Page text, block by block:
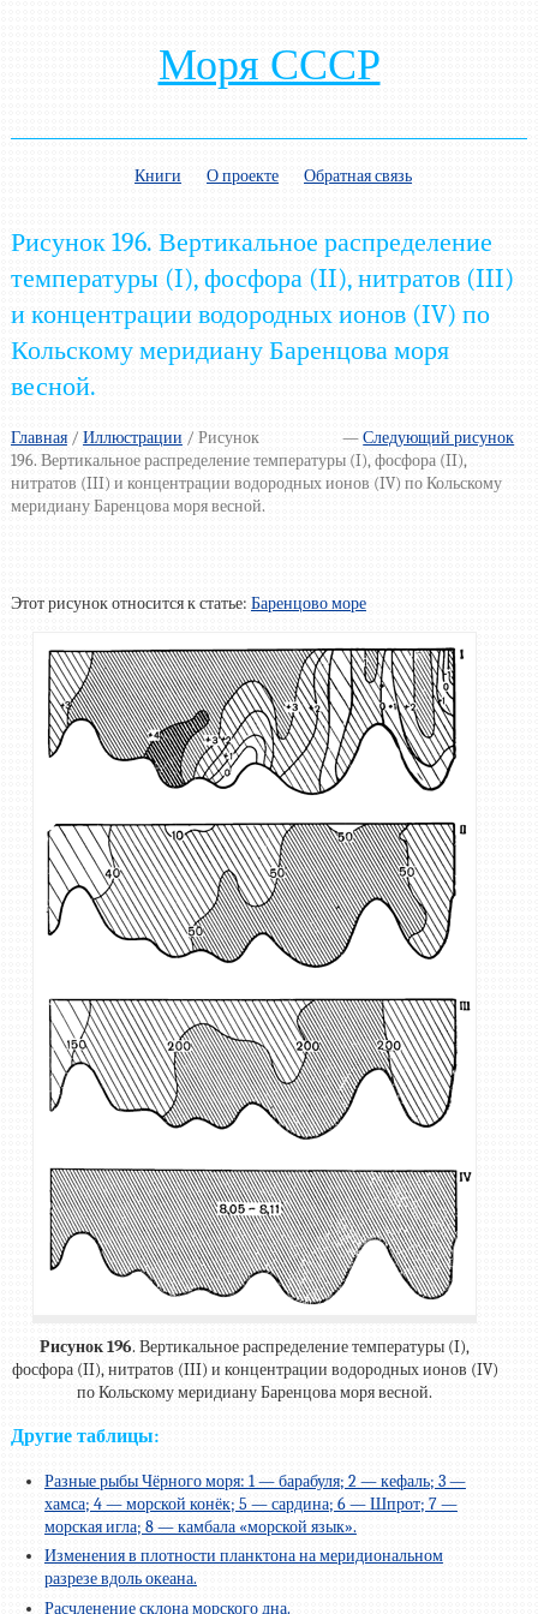
Моря СССР
Книги О проекте Обратная связь
Рисунок 196. Вертикальное распределение
температуры (I), фосфора (II), нитратов (III)
и концентрации водородных ионов (IV) по
Кольскому меридиану Баренцова моря
весной.
Главная/ —Следующий рисунок
Иллюстрации / Рисунок
196. Вертикальное распределение температуры (I), фосфора (II),
нитратов (III) и концентрации водородных ионов (IV) по Кольскому
меридиану Баренцова моря весной.
Этот рисунок относится к статье: Баренцово море
Рисунок 196. Вертикальное распределение температуры (I),
фосфора (II), нитратов (III) и концентрации водородных ионов (IV)
по Кольскому меридиану Баренцова моря весной.
Другие таблицы:
Разные рыбы Чёрного моря: 1 — барабуля; 2 — кефаль; 3 —
хамса; 4 — морской конёк; 5 — сардина; 6 — Шпрот; 7 —
морская игла; 8 — камбала «морской язык».
Изменения в плотности планктона на меридиональном
разрезе вдоль океана.
Расчленение склона морского дна.